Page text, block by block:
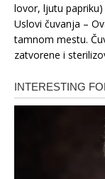
lovor, ljutu
Uslovi čuvanja –
tamnom mestu.
zatvorene i